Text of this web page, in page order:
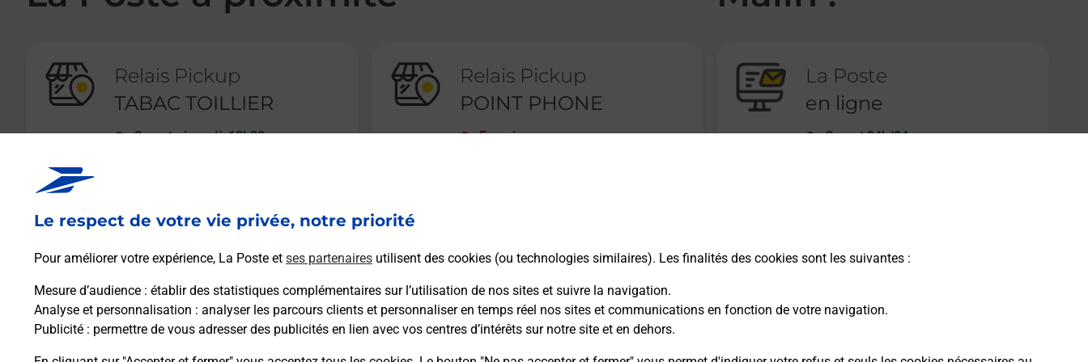
Le respect de votre vie privée, notre priorité
Pour améliorer votre expérience, La Poste et ses partenaires utilisent des cookies (ou technologies similaires). Les finalités des cookies sont les suivantes :
Mesure d’audience : établir des statistiques complémentaires sur l’utilisation de nos sites et suivre la navigation.
Analyse et personnalisation : analyser les parcours clients et personnaliser en temps réel nos sites et communications en fonction de votre navigation.
Publicité : permettre de vous adresser des publicités en lien avec vos centres d’intérêts sur notre site et en dehors.
Relais Pickup
TABAC TOILLIER
Ouvert-jusqu'à 12h30
En savoir plus
Relais Pickup
POINT PHONE
Fermé
La Poste
en ligne
Ouvert 24h/24